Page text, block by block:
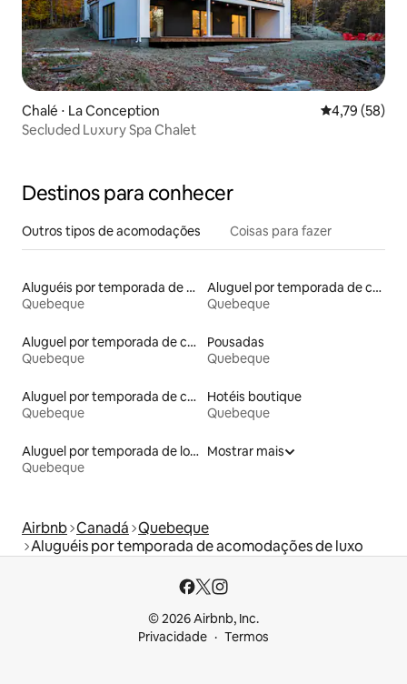
Chalé ⋅ La Conception 4,79 de uma
4,79 (58)
Secluded Luxury Spa Chalet
Destinos para conhecer
Outros tipos de acomodações Coisas para fazer
Aluguéis por temporada de celeiros
Quebeque
Aluguel por temporada de contêineres
Quebeque
Aluguel por temporada de casas na árvore
Quebeque
Pousadas
Quebeque
Aluguel por temporada de casas arredondadas
Quebeque
Hotéis boutique
Quebeque
Aluguel por temporada de lofts
Quebeque
Mostrar mais
Airbnb Canadá Quebeque
Aluguéis por temporada de acomodações de luxo
© 2026 Airbnb, Inc.
Privacidade
Termos